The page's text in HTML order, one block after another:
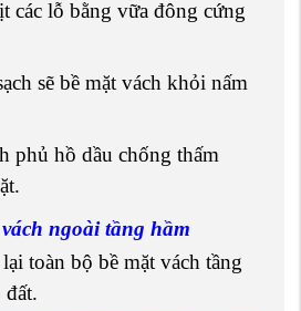
các lỗ bằng vữa đông cứng
sẽ bề mặt vách khỏi nấm
phủ hồ dầu chống thấm
ngoài tầng hầm
toàn bộ bề mặt vách tầng